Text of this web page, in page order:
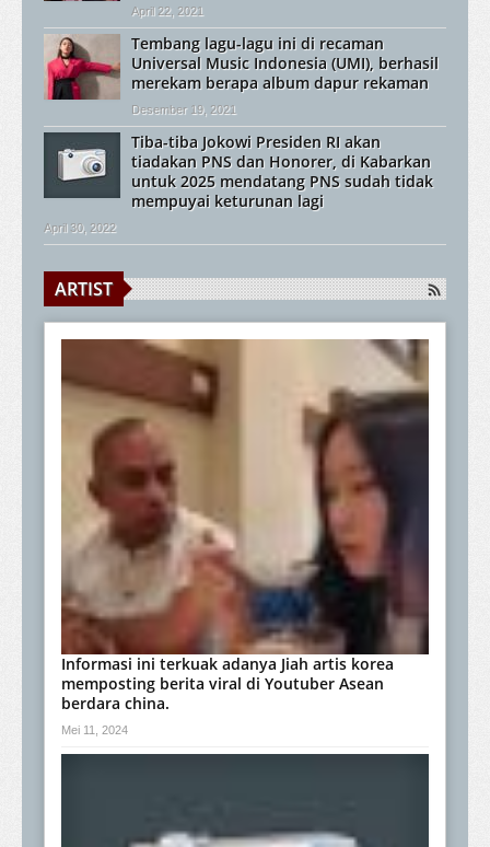
April 22, 2021
Tembang lagu-lagu ini di recaman
Universal Music Indonesia (UMI), berhasil
merekam berapa album dapur rekaman
Desember 19, 2021
Tiba-tiba Jokowi Presiden RI akan
tiadakan PNS dan Honorer, di Kabarkan
untuk 2025 mendatang PNS sudah tidak
mempuyai keturunan lagi
April 30, 2022
ARTIST
Informasi ini terkuak adanya Jiah artis korea
memposting berita viral di Youtuber Asean
berdara china.
Mei 11, 2024